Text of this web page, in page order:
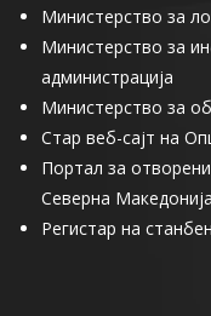
Министерство за
Министерство за
администрација
Министерство за
Стар веб-сајт на
Портал за
Северна Македонија
Регистар на